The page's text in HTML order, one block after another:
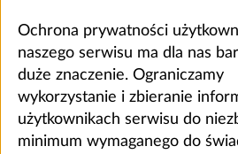
Ochrona prywatności
naszego serwisu ma dla nas
duże znaczenie. Ograniczamy
wykorzystanie i zbieranie
użytkownikach serwisu do
minimum wymaganego do